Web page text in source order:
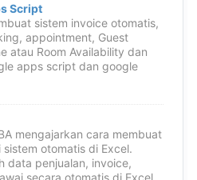
Script
sistem invoice otomatis,
appointment, Guest
atau Room Availability dan
apps script dan google
mengajarkan cara membuat
otomatis di Excel.
data penjualan, invoice,
secara otomatis di Excel